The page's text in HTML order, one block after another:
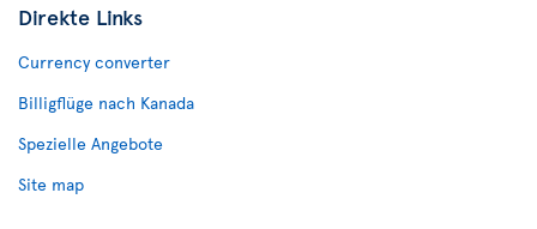
Direkte Links
Currency converter
Billigflüge nach Kanada
Spezielle Angebote
Site map